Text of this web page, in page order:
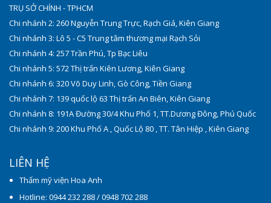
TRỤ SỞ CHÍNH - TPHCM
Chi nhánh 2: 260 Nguyễn Trung Trực, Rạch Giá, Kiên Giang
Chi nhánh 3: Lô 5 - C5 Trung tâm thương mại Rạch Sỏi
Chi nhánh 4: 257 Trần Phú, Tp Bạc Liêu
Chi nhánh 5: 572 Thị trấn Kiên Lương, Kiên Giang
Chi nhánh 6: 320 Võ Duy Linh, Gò Công, Tiền Giang
Chi nhánh 7: 139 quốc lộ 63 Thị trấn An Biên, Kiên Giang
Chi nhánh 8: 191A Đường 30/4 Khu Phố 1, TT.Dương Đông, Phú Quốc
Chi nhánh 9: 200 Khu Phố A , Quốc Lộ 80 , TT. Tân Hiệp , Kiên Giang
LIÊN HỆ
Thẩm mỹ viện Hoa Anh
Hotline: 0944 232 288 / 0948 702 288